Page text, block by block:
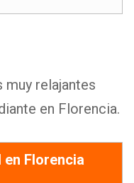
relajantes
en Florencia.
Florencia